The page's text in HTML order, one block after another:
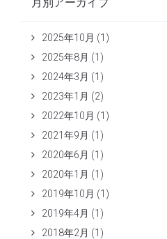
2025年10月 (1)
2025年8月 (1)
2024年3月 (1)
2023年1月 (2)
2022年10月 (1)
2021年9月 (1)
2020年6月 (1)
2020年1月 (1)
2019年10月 (1)
2019年4月 (1)
2018年2月 (1)